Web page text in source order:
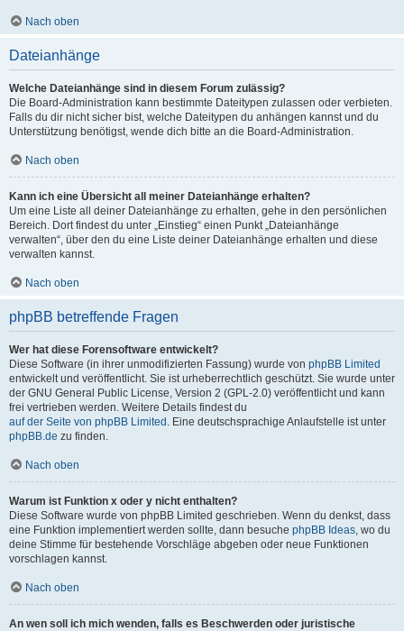
Nach oben
Dateianhänge
Welche Dateianhänge sind in diesem Forum zulässig?
Die Board-Administration kann bestimmte Dateitypen zulassen oder verbieten.
Falls du dir nicht sicher bist, welche Dateitypen du anhängen kannst und du
Unterstützung benötigst, wende dich bitte an die Board-Administration.
Nach oben
Kann ich eine Übersicht all meiner Dateianhänge erhalten?
Um eine Liste all deiner Dateianhänge zu erhalten, gehe in den persönlichen
Bereich. Dort findest du unter „Einstieg“ einen Punkt „Dateianhänge
verwalten“, über den du eine Liste deiner Dateianhänge erhalten und diese
verwalten kannst.
Nach oben
phpBB betreffende Fragen
Wer hat diese Forensoftware entwickelt?
Diese Software (in ihrer unmodifizierten Fassung) wurde von phpBB Limited
entwickelt und veröffentlicht. Sie ist urheberrechtlich geschützt. Sie wurde unter
der GNU General Public License, Version 2 (GPL-2.0) veröffentlicht und kann
frei vertrieben werden. Weitere Details findest du
auf der Seite von phpBB Limited . Eine deutschsprachige Anlaufstelle ist unter
phpBB.de zu finden.
Nach oben
Warum ist Funktion x oder y nicht enthalten?
Diese Software wurde von phpBB Limited geschrieben. Wenn du denkst, dass
eine Funktion implementiert werden sollte, dann besuche phpBB Ideas, wo du
deine Stimme für bestehende Vorschläge abgeben oder neue Funktionen
vorschlagen kannst.
Nach oben
An wen soll ich mich wenden, falls es Beschwerden oder juristische